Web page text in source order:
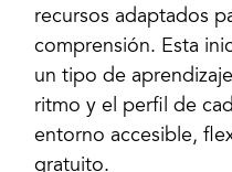
recursos adaptados
comprensión. Esta
un tipo de
ritmo y el perfil de
entorno accesible,
gratuito.